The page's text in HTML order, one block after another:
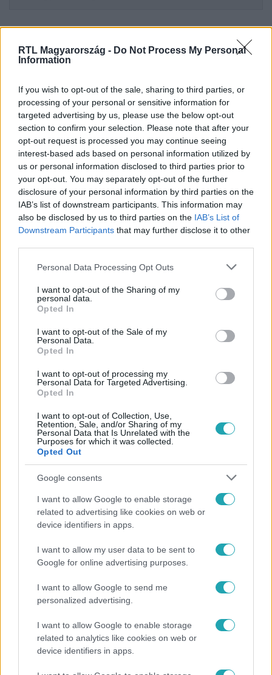
RTL Magyarország - Do Not Process My Personal
Information
If you wish to opt-out of the sale, sharing to third parties, or
processing of your personal or sensitive information for
targeted advertising by us, please use the below opt-out
section to confirm your selection. Please note that after your
opt-out request is processed you may continue seeing
interest-based ads based on personal information utilized by
us or personal information disclosed to third parties prior to
your opt-out. You may separately opt-out of the further
disclosure of your personal information by third parties on the
IAB’s list of downstream participants. This information may
also be disclosed by us to third parties on the IAB’s List of
Downstream Participants that may further disclose it to other
Please note that this website/app uses one or more Google
not limited to your visit or usage behaviour. You may click to
grant or deny consent to Google and its third-party tags to
use your data for below specified purposes in below Google
consent section.
Personal Data Processing Opt Outs
I want to opt-out of the Sharing of my
personal data.
Opted In
I want to opt-out of the Sale of my
Personal Data.
Opted In
I want to opt-out of processing my
Personal Data for Targeted Advertising.
Opted In
I want to opt-out of Collection, Use,
Retention, Sale, and/or Sharing of my
Personal Data that Is Unrelated with the
Purposes for which it was collected.
Opted Out
Google consents
I want to allow Google to enable storage
related to advertising like cookies on web or
device identifiers in apps.
I want to allow my user data to be sent to
Google for online advertising purposes.
I want to allow Google to send me
personalized advertising.
I want to allow Google to enable storage
related to analytics like cookies on web or
device identifiers in apps.
Kövess minket, és értesülj a friss hírekről a
Facebookon is!
Követem
#11. ÉVAD
Népszerű
Öt gyereket neveltek fel közösen – szinte sosem
mutatja meg férjét Ungár Anikó